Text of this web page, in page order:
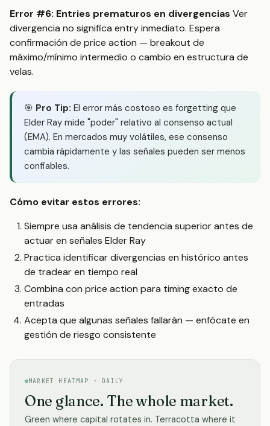
Error #6: Entries prematuros en divergencias Ver
divergencia no significa entry inmediato. Espera
confirmación de price action — breakout de
máximo/mínimo intermedio o cambio en estructura de
velas.
🎯 Pro Tip: El error más costoso es forgetting que
Elder Ray mide "poder" relativo al consenso actual
(EMA). En mercados muy volátiles, ese consenso
cambia rápidamente y las señales pueden ser menos
confiables.
Cómo evitar estos errores:
Siempre usa análisis de tendencia superior antes de
actuar en señales Elder Ray
Practica identificar divergencias en histórico antes
de tradear en tiempo real
Combina con price action para timing exacto de
entradas
Acepta que algunas señales fallarán — enfócate en
gestión de riesgo consistente
MARKET HEATMAP · DAILY
One glance. The whole market.
Green where capital rotates in. Terracotta where it